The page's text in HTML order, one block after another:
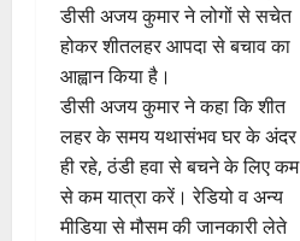
डीसी अजय कुमार ने लोगों से सचेत
होकर शीतलहर आपदा से बचाव का
आह्वान किया है।
डीसी अजय कुमार ने कहा कि शीत
लहर के समय यथासंभव घर के अंदर
ही रहे, ठंडी हवा से बचने के लिए कम
से कम यात्रा करें। रेडियो व अन्य
मीडिया से मौसम की जानकारी लेते